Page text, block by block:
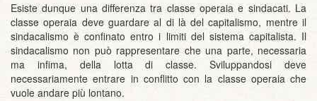
Esiste dunque una differenza tra classe operaia e sindacati. La
classe operaia deve guardare al di là del capitalismo, mentre il
sindacalismo è confinato entro i limiti del sistema capitalista. Il
sindacalismo non può rappresentare che una parte, necessaria
ma infima, della lotta di classe. Sviluppandosi deve
necessariamente entrare in conflitto con la classe operaia che
vuole andare più lontano.